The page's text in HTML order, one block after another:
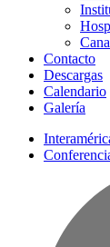
Contacto
Descargas
Calendario
Galería